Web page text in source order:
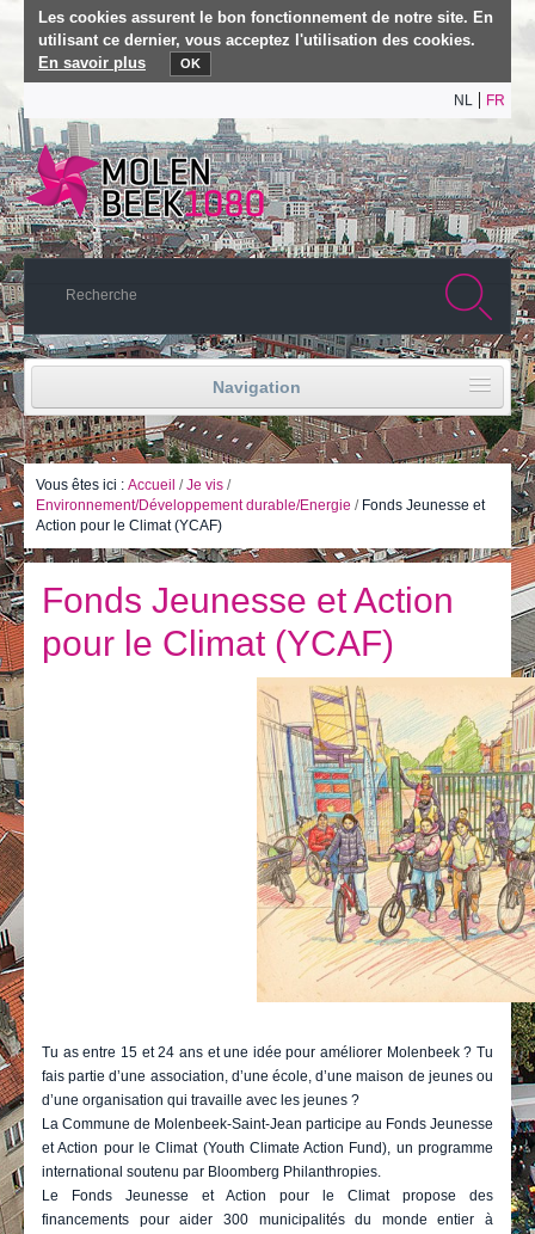
Les cookies assurent le bon fonctionnement de notre site. En
utilisant ce dernier, vous acceptez l'utilisation des cookies.
En savoir plus
OK
NL FR
Navigation
Accueil
Vie politique
Je vis
Je visite
Publications
E-guichet / Prendre RDV
Vous êtes ici : Accueil /Je vis /
Environnement/Développement durable/Energie / Fonds Jeunesse et
Action pour le Climat (YCAF)
Fonds Jeunesse et Action
pour le Climat (YCAF)
Tu as entre 15 et 24 ans et une idée pour améliorer Molenbeek ? Tu
fais partie d’une association, d’une école, d’une maison de jeunes ou
d’une organisation qui travaille avec les jeunes ?
La Commune de Molenbeek-Saint-Jean participe au Fonds Jeunesse
et Action pour le Climat (Youth Climate Action Fund), un programme
international soutenu par Bloomberg Philanthropies.
Le Fonds Jeunesse et Action pour le Climat propose des
financements pour aider 300 municipalités du monde entier à